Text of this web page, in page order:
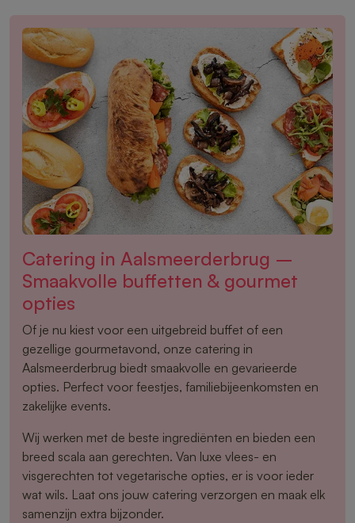
Catering in Aalsmeerderbrug –
Smaakvolle buffetten & gourmet
opties
Of je nu kiest voor een uitgebreid buffet of een
gezellige gourmetavond, onze catering in
Aalsmeerderbrug biedt smaakvolle en gevarieerde
opties. Perfect voor feestjes, familiebijeenkomsten en
zakelijke events.
Wij werken met de beste ingrediënten en bieden een
breed scala aan gerechten. Van luxe vlees- en
visgerechten tot vegetarische opties, er is voor ieder
wat wils. Laat ons jouw catering verzorgen en maak elk
samenzijn extra bijzonder.